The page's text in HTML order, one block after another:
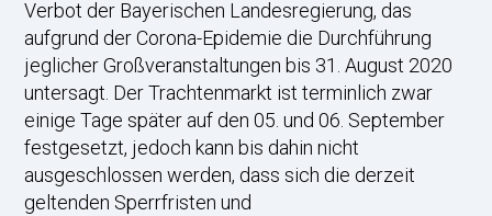
Verbot der Bayerischen Landesregierung, das
aufgrund der Corona-Epidemie die Durchführung
jeglicher Großveranstaltungen bis 31. August 2020
untersagt. Der Trachtenmarkt ist terminlich zwar
einige Tage später auf den 05. und 06. September
festgesetzt, jedoch kann bis dahin nicht
ausgeschlossen werden, dass sich die derzeit
geltenden Sperrfristen und